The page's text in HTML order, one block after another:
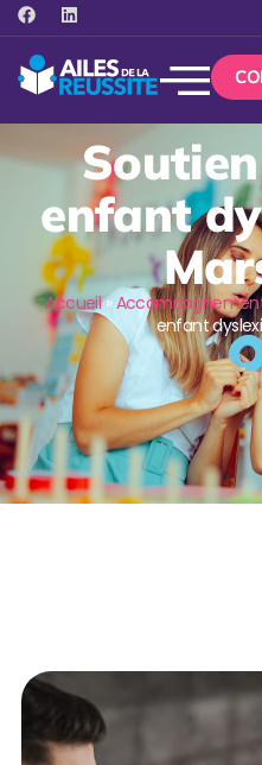
enfant
Accueil»
enfant